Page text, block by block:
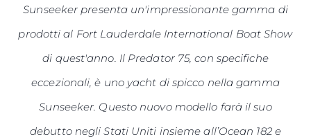
Sunseeker presenta un'impressionante gamma di
prodotti al Fort Lauderdale International Boat Show
di quest'anno. Il Predator 75, con specifiche
eccezionali, è uno yacht di spicco nella gamma
Sunseeker. Questo nuovo modello farà il suo
debutto negli Stati Uniti insieme all’Ocean 182 e